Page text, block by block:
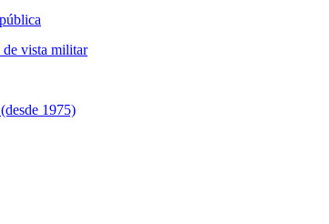
de vista militar
1975)